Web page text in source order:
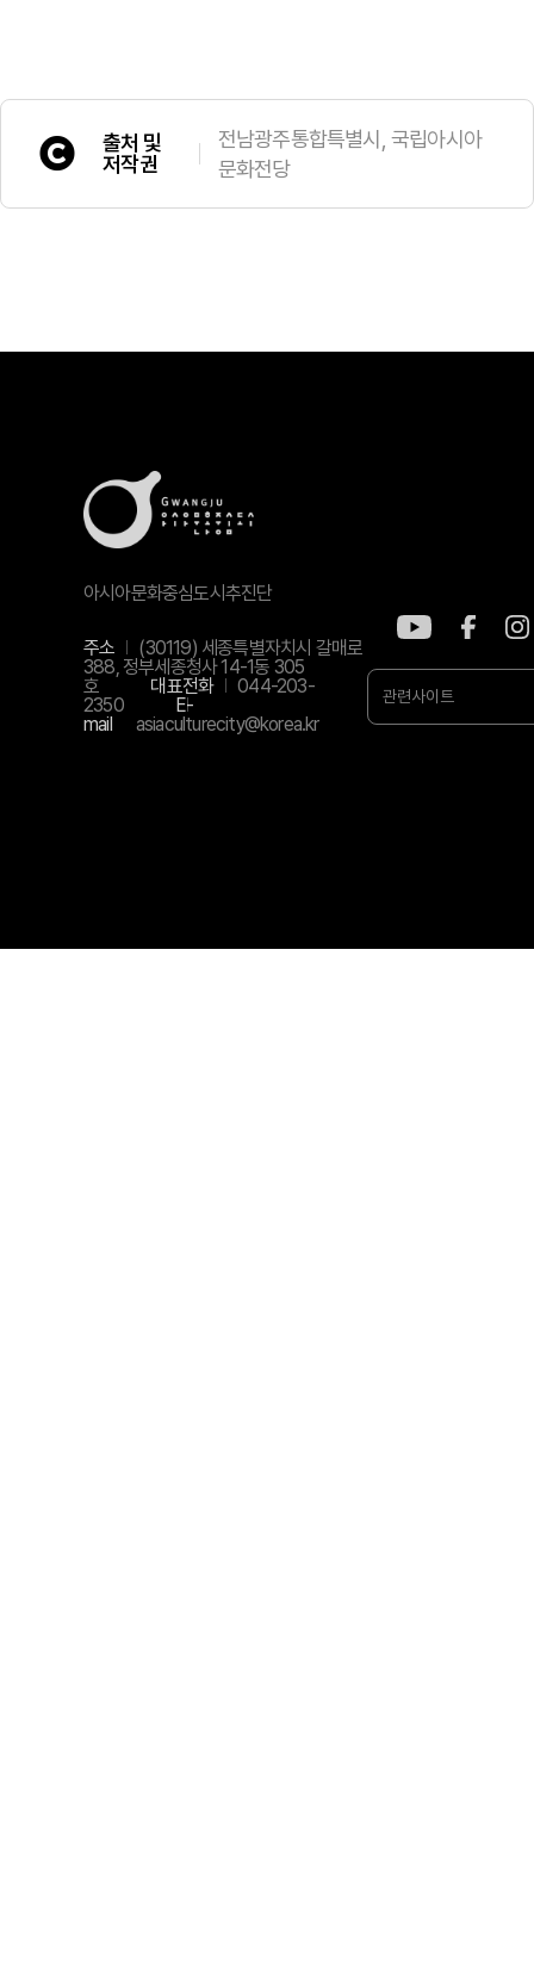
출처 및
저작권
전남광주통합특별시, 국립아시아
문화전당
아시아문화중심도시추진단
주소
(30119) 세종특별자치시 갈매로
388, 정부세종청사 14-1동 305
호
대표전화
044-203-
2350
E-
mail
asiaculturecity@korea.kr
관련사이트